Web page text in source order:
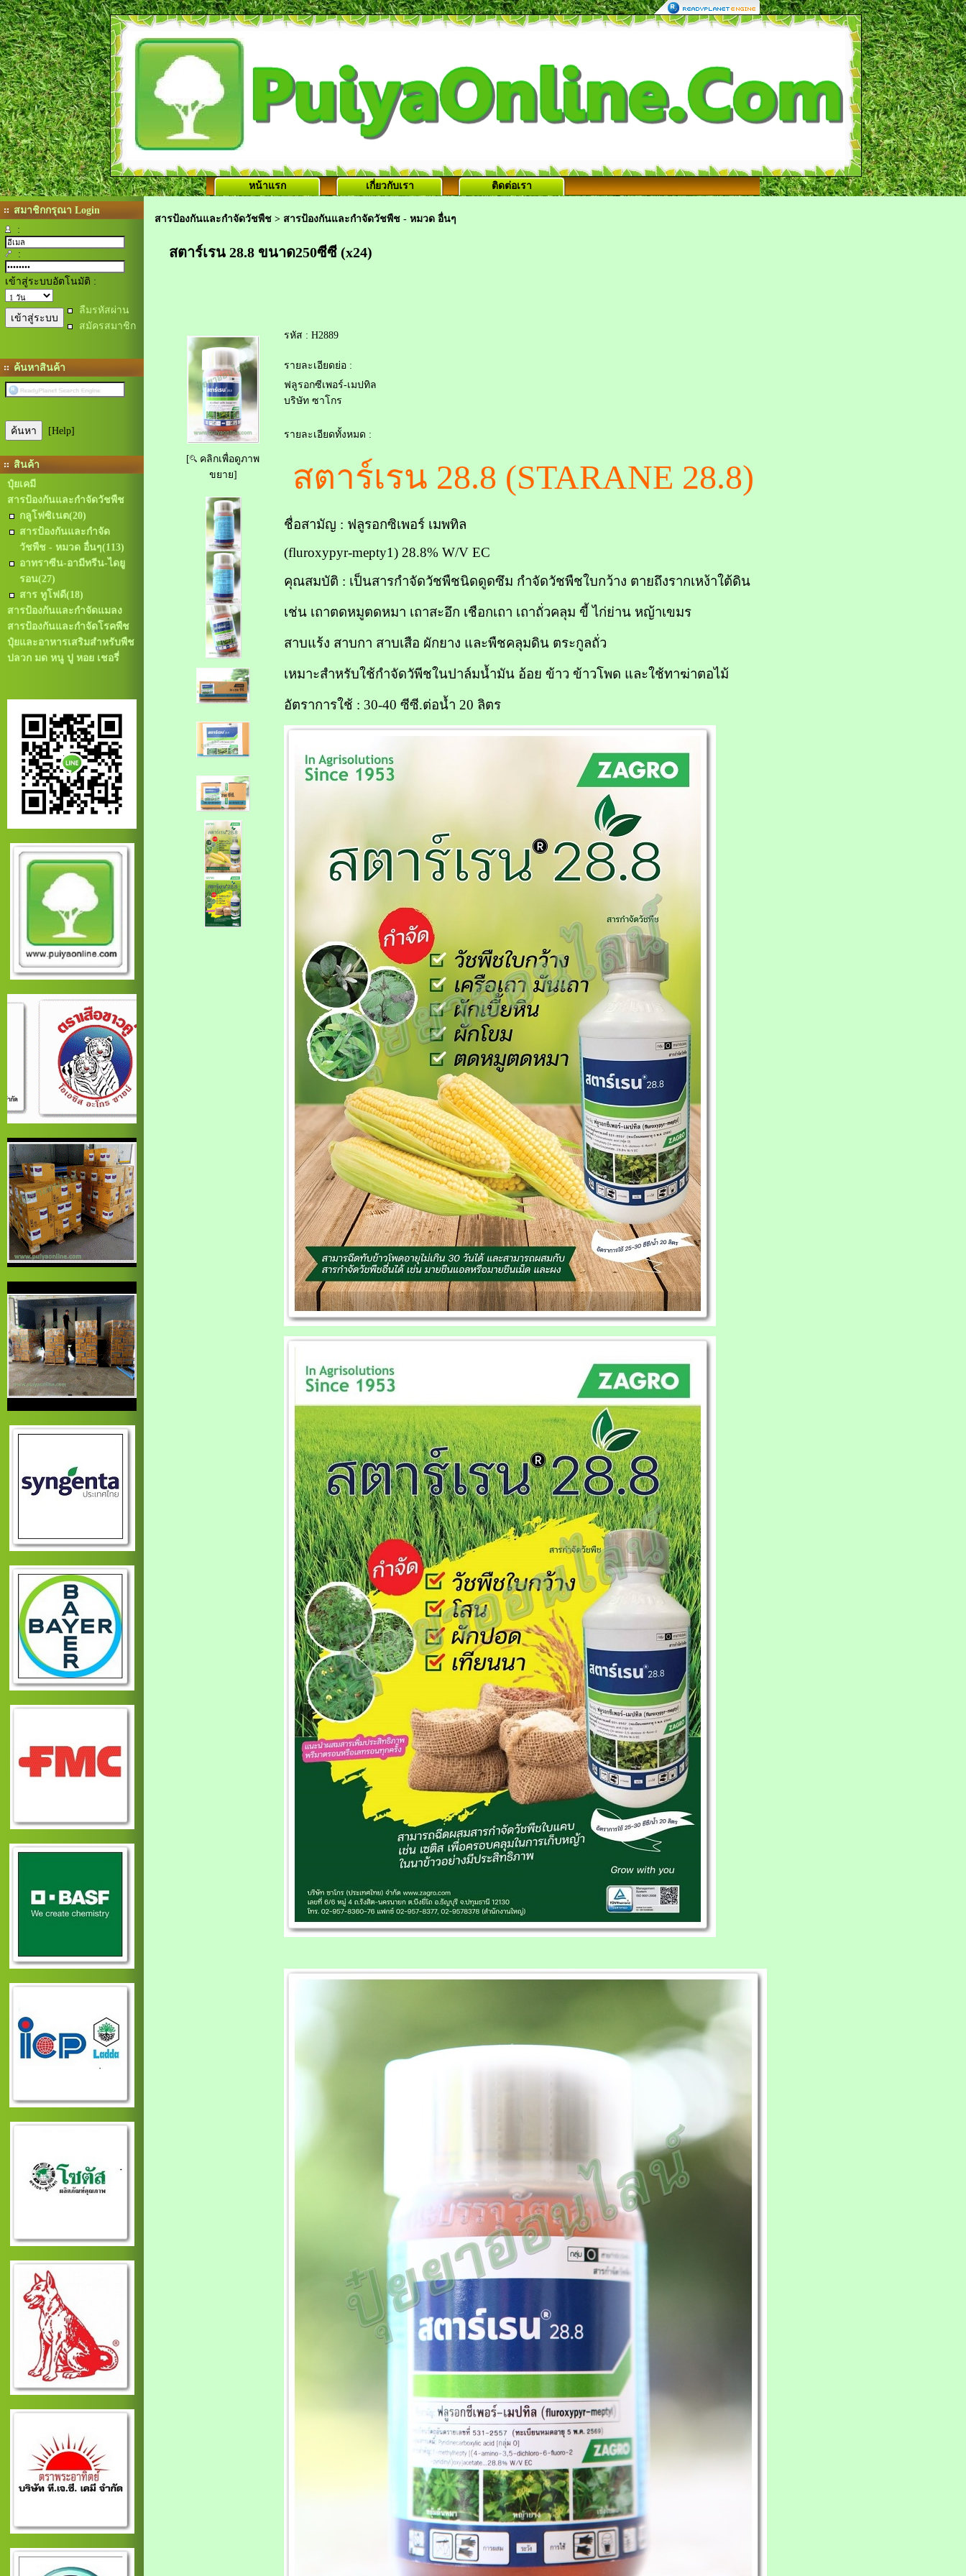
หน้าแรก เกี่ยวกับเรา ติดต่อเรา
สมาชิกกรุณา Login
:
:
เข้าสู่ระบบอัตโนมัติ :
ลืมรหัสผ่าน
สมัครสมาชิก
ค้นหาสินค้า
[Help]
สินค้า
ปุ๋ยเคมี
สารป้องกันและกำจัดวัชพืช
กลูโฟซิเนต(20)
สารป้องกันและกำจัด
วัชพืช - หมวด อื่นๆ(113)
อาทราซีน-อามีทรีน-ไดยู
รอน(27)
สาร ทูโฟดี(18)
สารป้องกันและกำจัดแมลง
สารป้องกันและกำจัดโรคพืช
ปุ๋ยและอาหารเสริมสำหรับพืช
ปลวก มด หนู ปู หอย เชอรี่
สารป้องกันและกำจัดวัชพืช > สารป้องกันและกำจัดวัชพืช - หมวด อื่นๆ
สตาร์เรน 28.8 ขนาด250ซีซี (x24)
[
คลิกเพื่อดูภาพ
ขยาย]
รหัส : H2889
รายละเอียดย่อ :
ฟลูรอกซีเพอร์-เมปทิล
บริษัท ซาโกร
รายละเอียดทั้งหมด :
สตาร์เรน 28.8 (STARANE 28.8)
ชื่อสามัญ : ฟลูรอกซิเพอร์ เมพทิล
(fluroxypyr-mepty1) 28.8% W/V EC
คุณสมบัติ : เป็นสารกำจัดวัชพืชนิดดูดซึม กำจัดวัชพืชใบกว้าง ตายถึงรากเหง้าใต้ดิน
เช่น เถาตดหมูตดหมา เถาสะอึก เชือกเถา เถาถั่วคลุม ขี้ ไก่ย่าน หญ้าเขมร
สาบแร้ง สาบกา สาบเสือ ผักยาง และพืชคลุมดิน ตระกูลถั่ว
เหมาะสำหรับใช้กำจัดวัพีชในปาล์มน้ำมัน อ้อย ข้าว ข้าวโพด และใช้ทาฆ่าตอไม้
อัตราการใช้ : 30-40 ซีซี.ต่อน้ำ 20 ลิตร